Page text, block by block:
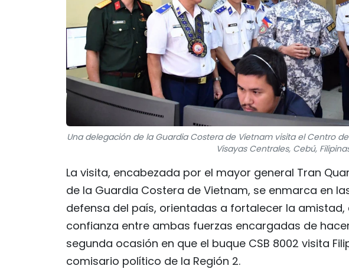
Una delegación de la Guardia Costera de Vietnam visita el Centro
Visayas Centrales, Cebú,
La visita, encabezada por el mayor general Tran
de la Guardia Costera de Vietnam, se enmarca en
defensa del país, orientadas a fortalecer la
confianza entre ambas fuerzas encargadas de
segunda ocasión en que el buque CSB 8002 visita
comisario político de la Región 2.